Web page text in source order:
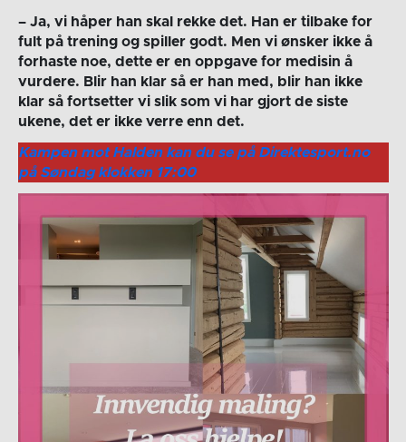
– Ja, vi håper han skal rekke det. Han er tilbake for
fult på trening og spiller godt. Men vi ønsker ikke å
forhaste noe, dette er en oppgave for medisin å
vurdere. Blir han klar så er han med, blir han ikke
klar så fortsetter vi slik som vi har gjort de siste
ukene, det er ikke verre enn det.
Kampen mot Halden kan du se på Direktesport.no
på Søndag klokken 17:00